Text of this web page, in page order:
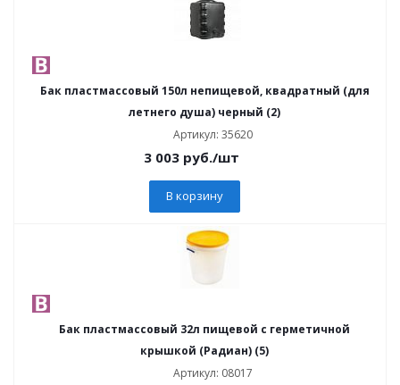
Бак пластмассовый 150л непищевой, квадратный (для
летнего душа) черный (2)
Артикул: 35620
3 003руб./шт
В корзину
Бак пластмассовый 32л пищевой с герметичной
крышкой (Радиан) (5)
Артикул: 08017